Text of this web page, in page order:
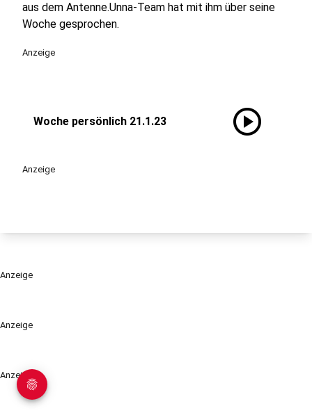
Anzeige
Anzeige
aus dem Antenne.Unna-Team hat mit ihm über seine
Woche gesprochen.
Anzeige
Woche persönlich 21.1.23 play_circle
Anzeige
Anzeige